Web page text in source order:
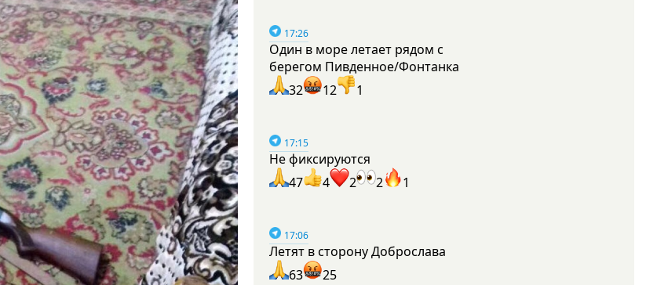
17:26
Один в море летает рядом с
берегом Пивденное/Фонтанка
32
12 1
17:15
Не фиксируются
47
4 2 2 1
17:06
Летят в сторону Доброслава
63
25